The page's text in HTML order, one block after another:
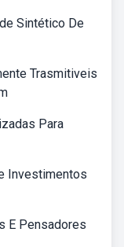
Sintético De
Trasmitiveis
Para
Investimentos
E Pensadores